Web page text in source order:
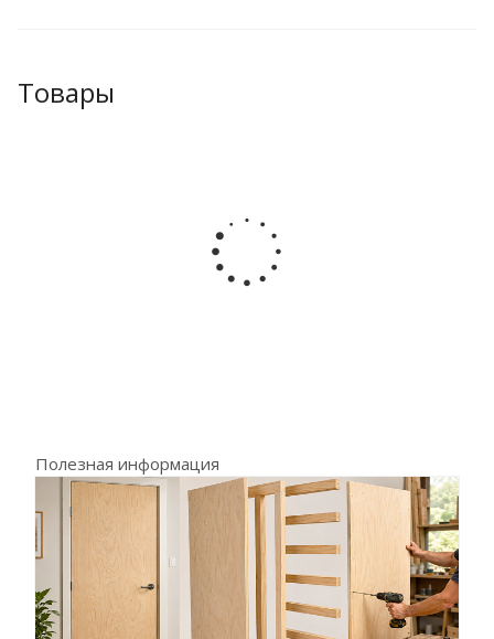
Товары
Полезная информация